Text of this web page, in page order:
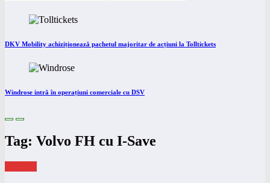
DKV Mobility achiziționează pachetul majoritar de acțiuni la Tolltickets
Windrose intră în operațiuni comerciale cu DSV
Tag: Volvo FH cu I-Save